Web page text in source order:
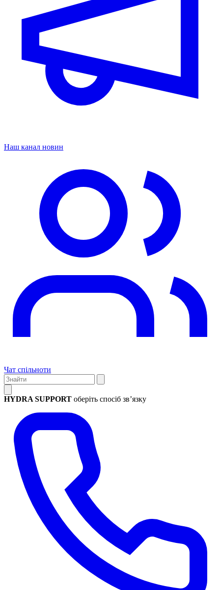
Наш канал новин
Чат спільноти
HYDRA SUPPORT оберіть спосіб зв’язку